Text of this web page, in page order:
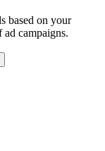
based on your
ad campaigns.